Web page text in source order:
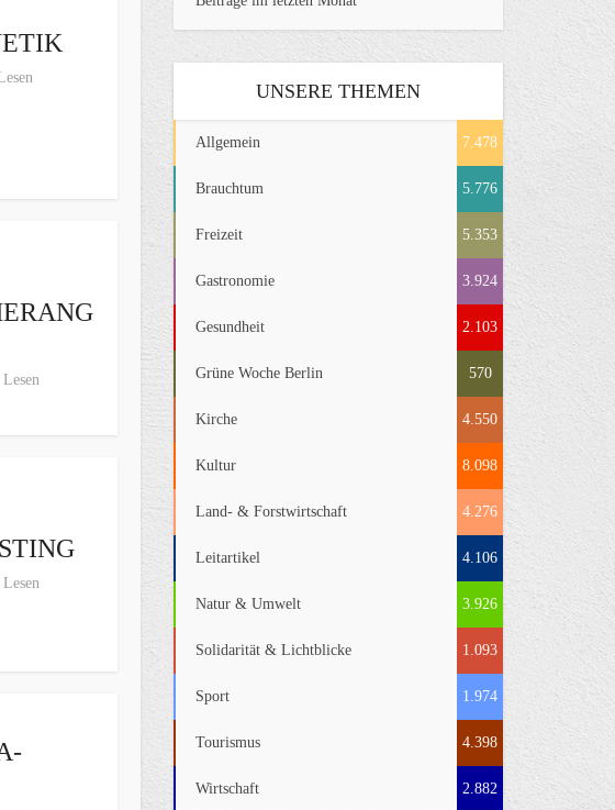
UNSERE THEMEN
Allgemein 7.478
Brauchtum 5.776
Freizeit 5.353
Gastronomie 3.924
Gesundheit 2.103
Grüne Woche Berlin 570
Kirche 4.550
Kultur 8.098
Land- & Forstwirtschaft 4.276
Leitartikel 4.106
Natur & Umwelt 3.926
Solidarität & Lichtblicke 1.093
Sport 1.974
Tourismus 4.398
Wirtschaft 2.882